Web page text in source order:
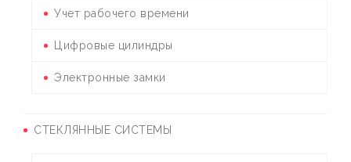
Учет рабочего времени
Цифровые цилиндры
Электронные замки
СТЕКЛЯННЫЕ СИСТЕМЫ